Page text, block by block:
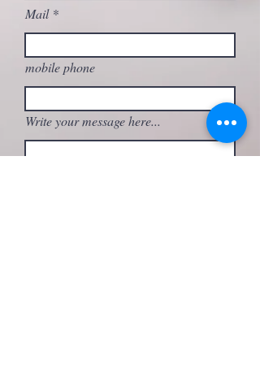
Mail
mobile phone
Write your message here...